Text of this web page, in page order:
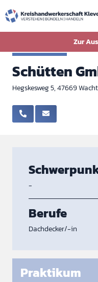
Zur
Zurück zur
Schütten
Hegskesweg 5, 47669
-
Berufe
Dachdecker/-in
Praktikum